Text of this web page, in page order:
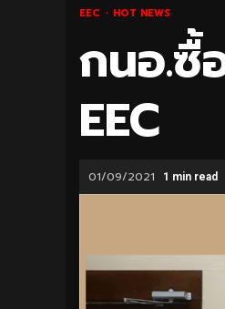
EEC HOT NEWS
กนอ.ซื้
EEC
01/09/2021 1 min read